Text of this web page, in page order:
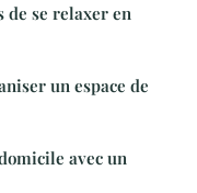
de se relaxer en
un espace de
avec un